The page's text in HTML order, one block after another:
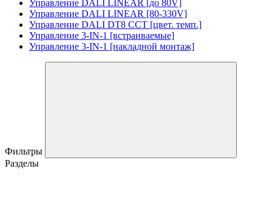
Управление DALI LINEAR [до 80V]
Управление DALI LINEAR [80-330V]
Управление DALI DT8 CCT [цвет. темп.]
Управление 3-IN-1 [встраиваемые]
Управление 3-IN-1 [накладной монтаж]
Фильтры
Разделы